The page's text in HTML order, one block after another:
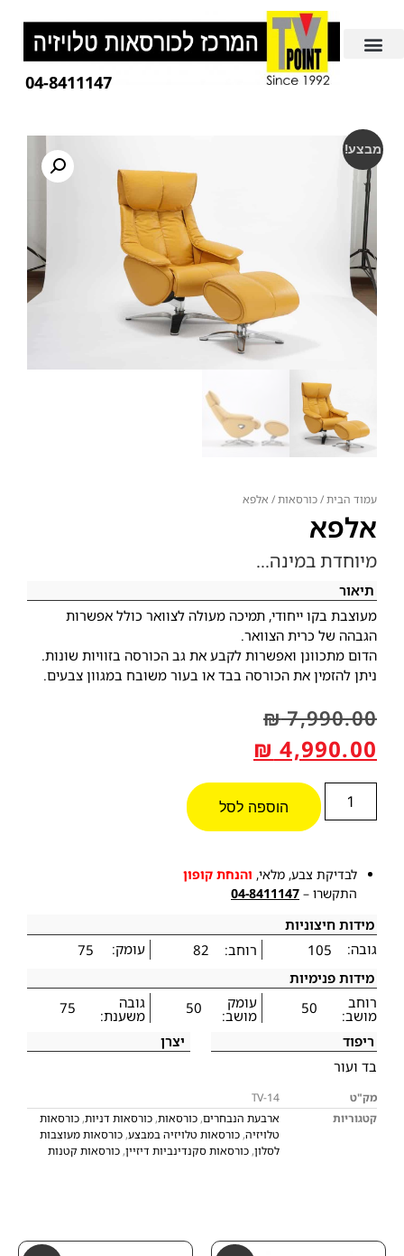
04-8411147
מבצע!
עמוד הבית/כורסאות/ אלפא
אלפא
מיוחדת במינה…
תיאור
מעוצבת בקו ייחודי, תמיכה מעולה לצוואר כולל אפשרות
הגבהה של כרית הצוואר.
הדום מתכוונן ואפשרות לקבע את גב הכורסה בזוויות שונות.
ניתן להזמין את הכורסה בבד או בעור משובח במגוון צבעים.
₪7,990.00
₪ 4,990.00
הוספה לסל
לבדיקת צבע, מלאי, והנחת קופון
התקשרו – 04-8411147
מידות חיצוניות
גובה:
105 רוחב: 82 עומק:
75
מידות פנימיות
רוחב
מושב: 50 עומק
מושב: 50 גובה
משענת:
75
ריפוד
בד ועור
יצרן
מק"ט
TV-14
קטגוריות
ארבעת הנבחרים, כורסאות, כורסאות דניות, כורסאות
טלויזיה, כורסאות טלויזיה במבצע, כורסאות מעוצבות
לסלון, כורסאות סקנדינביות דיזיין, כורסאות קטנות